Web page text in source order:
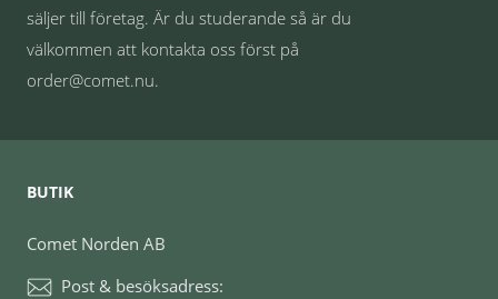
säljer till företag. Är du studerande så är du
välkommen att kontakta oss först på
order@comet.nu.
BUTIK
Comet Norden AB
Post & besöksadress: